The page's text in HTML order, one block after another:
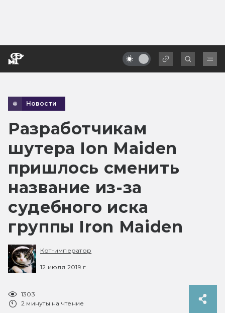
Новости
Разработчикам
шутера Ion Maiden
пришлось сменить
название из-за
судебного иска
группы Iron Maiden
Кот-император
12 июля 2019 г.
1303
2 минуты на чтение